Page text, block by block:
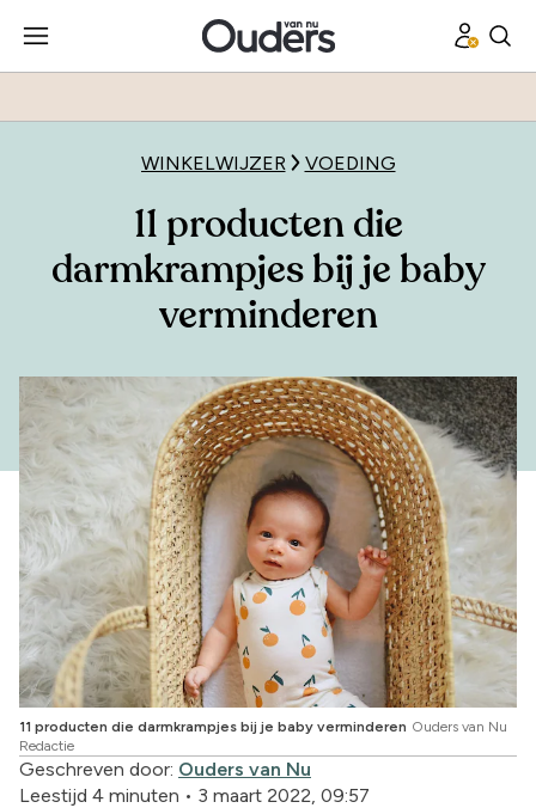
WINKELWIJZER VOEDING
11 producten die
darmkrampjes bij je baby
verminderen
11 producten die darmkrampjes bij je baby verminderen Ouders van Nu
Redactie
Geschreven door: Ouders van Nu
Leestijd 4 minuten • 3 maart 2022, 09:57